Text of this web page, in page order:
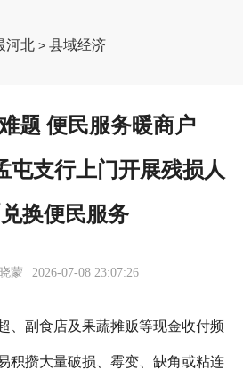
河北 >县域经济
题 便民服务暖商户
屯支行上门开展残损人
换便民服务
蒙 2026-07-08 23:07:26
、副食店及果蔬摊贩等现金收付频
积攒大量破损、霉变、缺角或粘连